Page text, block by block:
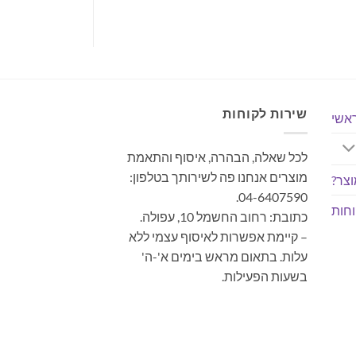
שירות לקוחות
לכל שאלה, הבהרה, איסוף והתאמת
מוצרים אנחנו פה לשירותך בטלפון:
04-6407590.
כתובת: רחוב החשמל 10, עפולה.
– קיימת אפשרות לאיסוף עצמי ללא
עלות. בתאום מראש בימים א'-ה'
בשעות הפעילות.